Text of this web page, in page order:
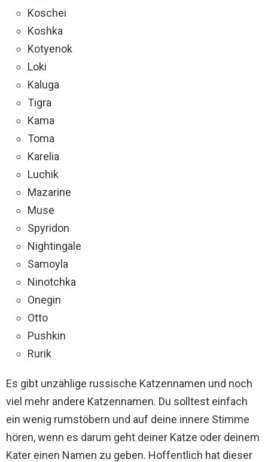
Koschei
Koshka
Kotyenok
Loki
Kaluga
Tigra
Kama
Toma
Karelia
Luchik
Mazarine
Muse
Spyridon
Nightingale
Samoyla
Ninotchka
Onegin
Otto
Pushkin
Rurik
Es gibt unzählige russische Katzennamen und noch
viel mehr andere Katzennamen. Du solltest einfach
ein wenig rumstöbern und auf deine innere Stimme
hören, wenn es darum geht deiner Katze oder deinem
Kater einen Namen zu geben. Hoffentlich hat dieser